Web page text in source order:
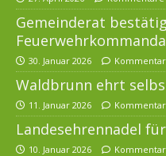
Gemeinderat
30. Januar 2026
Waldbrunn ehrt
11. Januar 2026
Landesehrennadel
10. Januar 2026